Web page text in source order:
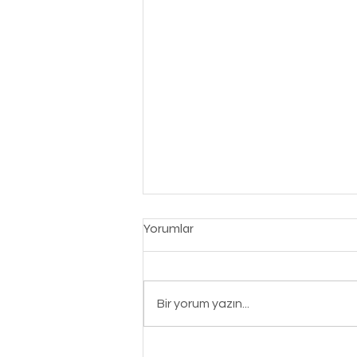
SOFRANDA MİSAFİR
DÖKTÜN MÜ?
kalbimin yanında muhabbetle
coştuğu Kutlu Yolcu… Rabbim
Yorumlar
Bir yorum yazın...